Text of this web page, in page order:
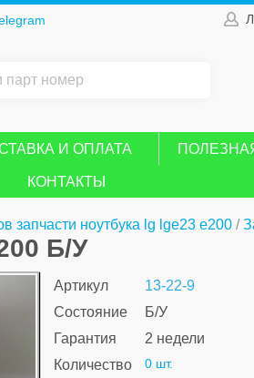
И ОПЛАТА
КОНТАКТЫ
запчасти ноутбука lg lge23 e200 /
Б/У
Артикул
13-22-9
Состояние
Б/У
Гарантия
2 недели
Количество
0 шт.